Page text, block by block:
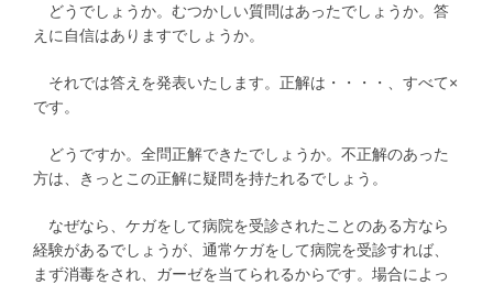
どうでしょうか。むつかしい質問はあったでしょうか。答
えに自信はありますでしょうか。
それでは答えを発表いたします。正解は・・・・、すべて×
です。
どうですか。全問正解できたでしょうか。不正解のあった
方は、きっとこの正解に疑問を持たれるでしょう。
なぜなら、ケガをして病院を受診されたことのある方なら
経験があるでしょうが、通常ケガをして病院を受診すれば、
まず消毒をされ、ガーゼを当てられるからです。場合によっ